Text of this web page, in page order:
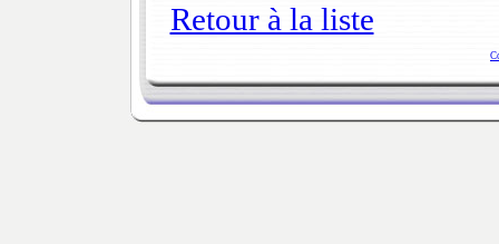
Retour à la liste